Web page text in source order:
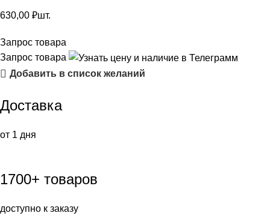
630,00 ₽шт.
Запрос товара
Запрос товара
Добавить в список желаний
Доставка
от 1 дня
1700+ товаров
доступно к заказу